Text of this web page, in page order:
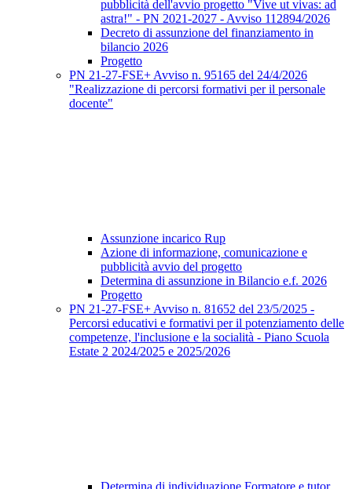
pubblicità dell'avvio progetto "Vive ut vivas: ad
astra!" - PN 2021-2027 - Avviso 112894/2026
Decreto di assunzione del finanziamento in
bilancio 2026
Progetto
PN 21-27-FSE+ Avviso n. 95165 del 24/4/2026
"Realizzazione di percorsi formativi per il personale
docente"
Assunzione incarico Rup
Azione di informazione, comunicazione e
pubblicità avvio del progetto
Determina di assunzione in Bilancio e.f. 2026
Progetto
PN 21-27-FSE+ Avviso n. 81652 del 23/5/2025 -
Percorsi educativi e formativi per il potenziamento delle
competenze, l'inclusione e la socialità - Piano Scuola
Estate 2 2024/2025 e 2025/2026